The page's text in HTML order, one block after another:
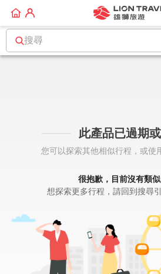
搜尋
此產品已過期
您可以探索其他相似行程，或使
很抱歉，目前沒有類
想探索更多行程，請回到搜尋